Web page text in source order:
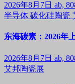
2026年8月7日 ab,
半导体 碳化硅陶瓷
东海碳素：2026年
2026年8月7日 ab,
艾邦陶瓷展